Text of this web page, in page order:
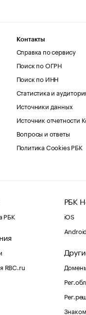
Контакты
Справка по сервису
Поиск по ОГРН
Поиск по ИНН
Статистика и
Источники данных
Источник отчетности
Вопросы и ответы
Политика Cookies РБК
РБК
RBC.ru
РБК
iOS